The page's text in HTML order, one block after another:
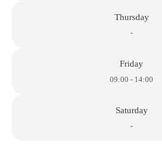
Thursday
-
Friday
09:00 - 14:00
Saturday
-